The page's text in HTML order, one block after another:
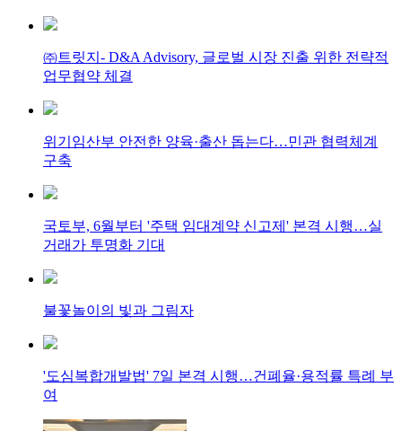
㈜트릿지- D&A Advisory, 글로벌 시장 진출 위한 전략적
업무협약 체결
위기임산부 안전한 양육·출산 돕는다…민관 협력체계
구축
국토부, 6월부터 '주택 임대계약 신고제' 본격 시행…실
거래가 투명화 기대
불꽃놀이의 빛과 그림자
'도심복합개발법' 7일 본격 시행…건폐율·용적률 특례 부
여